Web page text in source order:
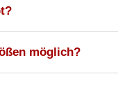
möglich?